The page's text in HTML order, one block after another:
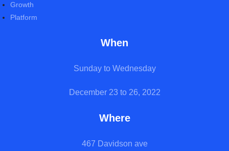
Growth
Platform
When
Sunday to Wednesday
December 23 to 26, 2022
Where
467 Davidson ave